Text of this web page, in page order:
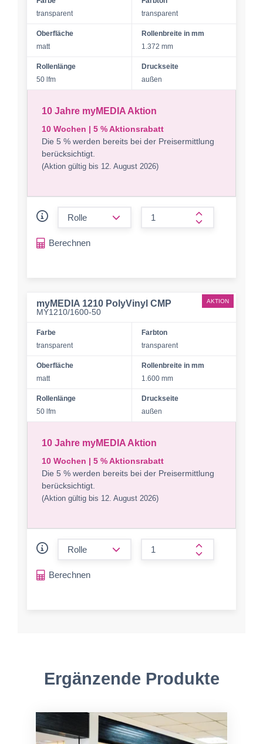
transparent
transparent
Oberfläche
matt
Rollenbreite in mm
1.372 mm
Rollenlänge
50 lfm
Druckseite
außen
10 Jahre myMEDIA Aktion
10 Wochen | 5 % Aktionsrabatt
Die 5 % werden bereits bei der Preisermittlung
berücksichtigt.
(Aktion gültig bis 12. August 2026)
form.increase-
Berechnen
AKTION
myMEDIA 1210 PolyVinyl CMP
MY1210/1600-50
Farbe
transparent
Farbton
transparent
Oberfläche
matt
Rollenbreite in mm
1.600 mm
Rollenlänge
50 lfm
Druckseite
außen
10 Jahre myMEDIA Aktion
10 Wochen | 5 % Aktionsrabatt
Die 5 % werden bereits bei der Preisermittlung
berücksichtigt.
(Aktion gültig bis 12. August 2026)
form.increase-
Berechnen
Ergänzende Produkte